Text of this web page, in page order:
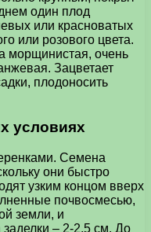
один плод
или красноватых
или розового цвета.
морщинистая, очень
Зацветает
плодоносить
условиях
Семена
они быстро
узким концом вверх
почвосмесью,
земли, и
заделки – 2-2,5 см. До